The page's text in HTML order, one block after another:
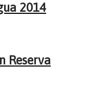
2014
Reserva